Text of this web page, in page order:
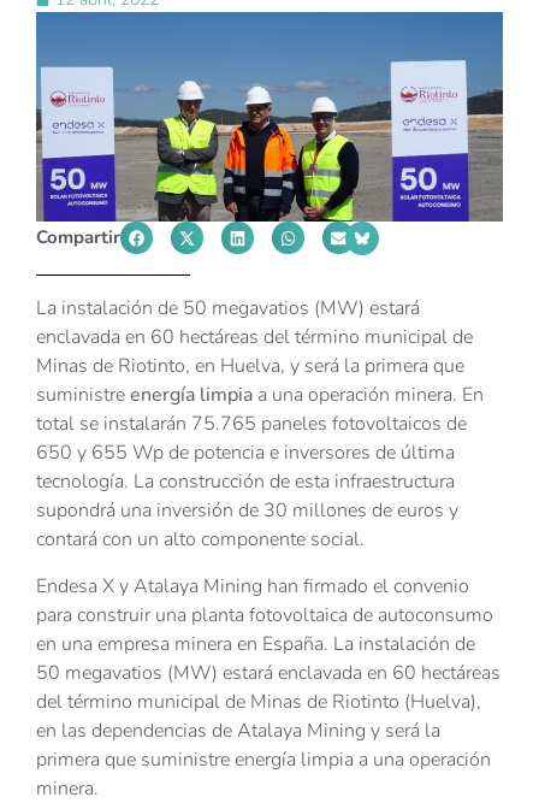
Compartir
La instalación de 50 megavatios (MW) estará
enclavada en 60 hectáreas del término municipal de
Minas de Riotinto, en Huelva, y será la primera que
suministreenergía limpia a una operación minera. En
total se instalarán 75.765 paneles fotovoltaicos de
650 y 655 Wp de potencia e inversores de última
tecnología. La construcción de esta infraestructura
supondrá una inversión de 30 millones de euros y
contará con un alto componente social.
Endesa X y Atalaya Mining han firmado el convenio
para construir una planta fotovoltaica de autoconsumo
en una empresa minera en España. La instalación de
50 megavatios (MW) estará enclavada en 60 hectáreas
del término municipal de Minas de Riotinto (Huelva),
en las dependencias de Atalaya Mining y será la
primera que suministre energía limpia a una operación
minera.